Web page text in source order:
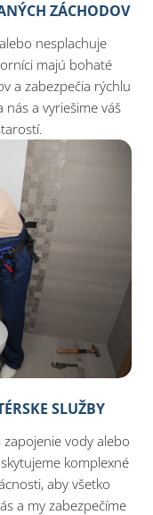
ZÁCHODOV
nesplachuje
majú bohaté
a zabezpečia rýchlu
a vyriešime váš
SLUŽBY
vody alebo
komplexné
aby všetko
a my zabezpečíme